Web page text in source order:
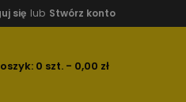
się lub Stwórz konto
0 szt. - 0,00 zł